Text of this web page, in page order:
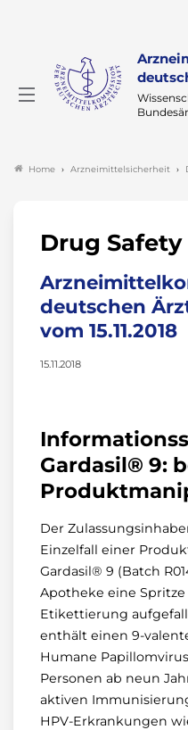
Home Arzneimittelsicherheit
Drug Safety
deutschen
vom 15.11.2018
15.11.2018
Gardasil® 9:
Der
Einzelfall einer
Gardasil® 9 (Batch
Apotheke eine
Etikettierung
enthält einen 9-
Humane
Personen ab neun
aktiven
HPV-Erkrankungen